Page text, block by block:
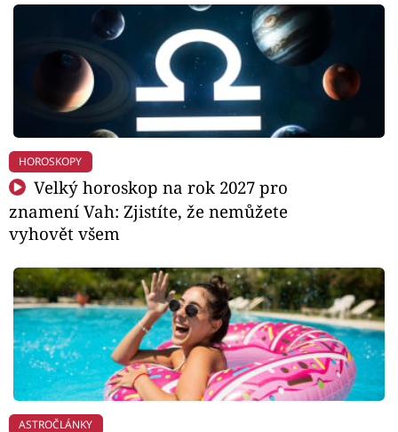
HOROSKOPY
Velký horoskop na rok 2027 pro
znamení Vah: Zjistíte, že nemůžete
vyhovět všem
ASTROČLÁNKY